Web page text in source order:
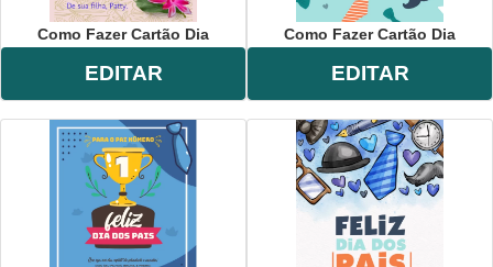
Como Fazer Cartão Dia
EDITAR
Como Fazer Cartão Dia
EDITAR